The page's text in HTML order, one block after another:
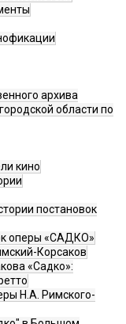
архива
области по
кино
постановок
оперы «САДКО»
Корсаков
«Садко»:
Н.А. Римского-